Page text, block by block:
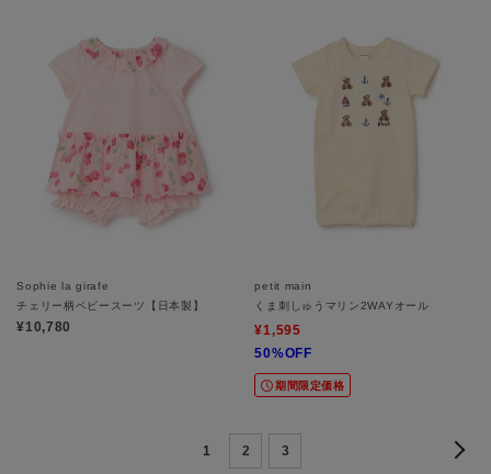
Sophie la girafe
チェリー柄ベビースーツ【日本製】
¥10,780
petit main
くま刺しゅうマリン2WAYオール
¥1,595
50%OFF
期間限定価格
1 2 3